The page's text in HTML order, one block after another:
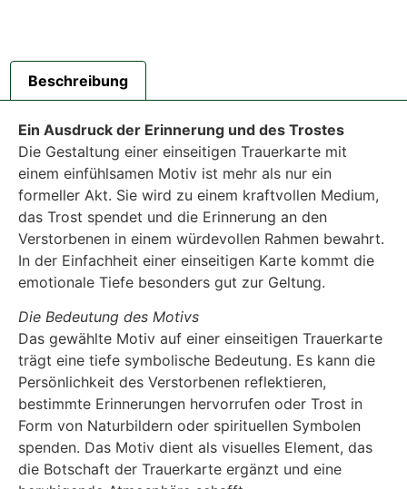
Beschreibung
Ein Ausdruck der Erinnerung und des Trostes
Die Gestaltung einer einseitigen Trauerkarte mit
einem einfühlsamen Motiv ist mehr als nur ein
formeller Akt. Sie wird zu einem kraftvollen Medium,
das Trost spendet und die Erinnerung an den
Verstorbenen in einem würdevollen Rahmen bewahrt.
In der Einfachheit einer einseitigen Karte kommt die
emotionale Tiefe besonders gut zur Geltung.
Die Bedeutung des Motivs
Das gewählte Motiv auf einer einseitigen Trauerkarte
trägt eine tiefe symbolische Bedeutung. Es kann die
Persönlichkeit des Verstorbenen reflektieren,
bestimmte Erinnerungen hervorrufen oder Trost in
Form von Naturbildern oder spirituellen Symbolen
spenden. Das Motiv dient als visuelles Element, das
die Botschaft der Trauerkarte ergänzt und eine